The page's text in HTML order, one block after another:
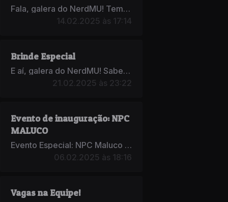
Fala, galera do NerdMU! Temos uma grande novidade para vocês: o Master Res...
14.02.2025 às 17:14
Brinde Especial
E aí, galera do NerdMU! Sabemos que o NerdMU é Pay to Win, mas sem...
21.02.2025 às 23:22
Evento de inauguração: NPC
MALUCO
Evento Especial: NPC Maluco no NerdMU! Fala, galera! Tudo certo? Para dar aquele...
06.02.2025 às 18:16
Vagas na Equipe!